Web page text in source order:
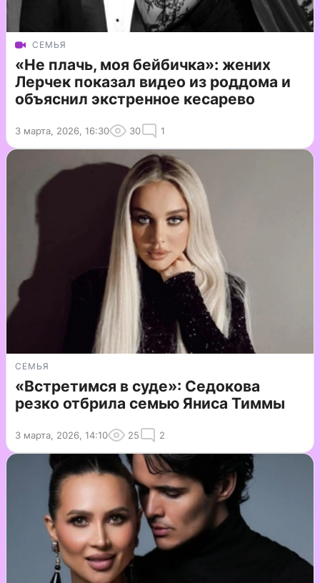
СЕМЬЯ
«Не плачь, моя бейбичка»: жених
Лерчек показал видео из роддома и
объяснил экстренное кесарево
3 марта, 2026, 16:30 30 1
СЕМЬЯ
«Встретимся в суде»: Седокова
резко отбрила семью Яниса Тиммы
3 марта, 2026, 14:10 25 2